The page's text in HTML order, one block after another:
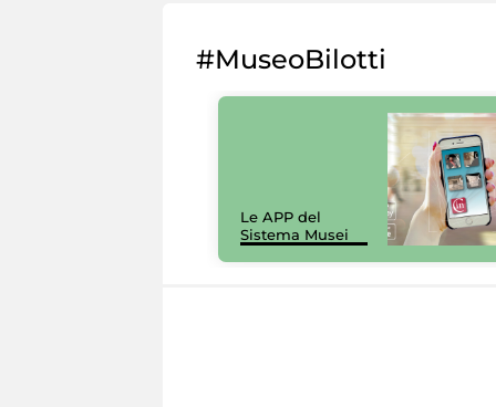
#MuseoBilotti
Le APP del
Sistema Musei